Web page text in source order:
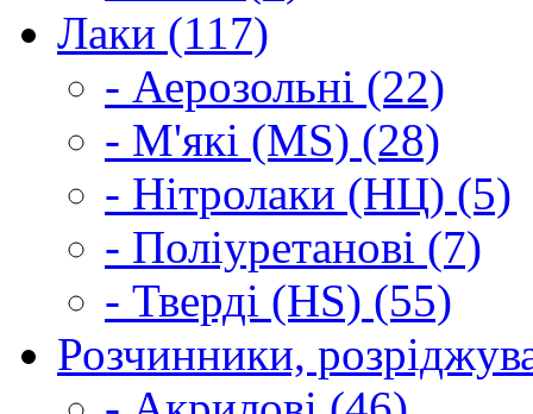
Лаки (117)
- Аерозольні (22)
- М'які (MS) (28)
- Нітролаки (НЦ) (5)
- Поліуретанові (7)
- Тверді (HS) (55)
Розчинники,